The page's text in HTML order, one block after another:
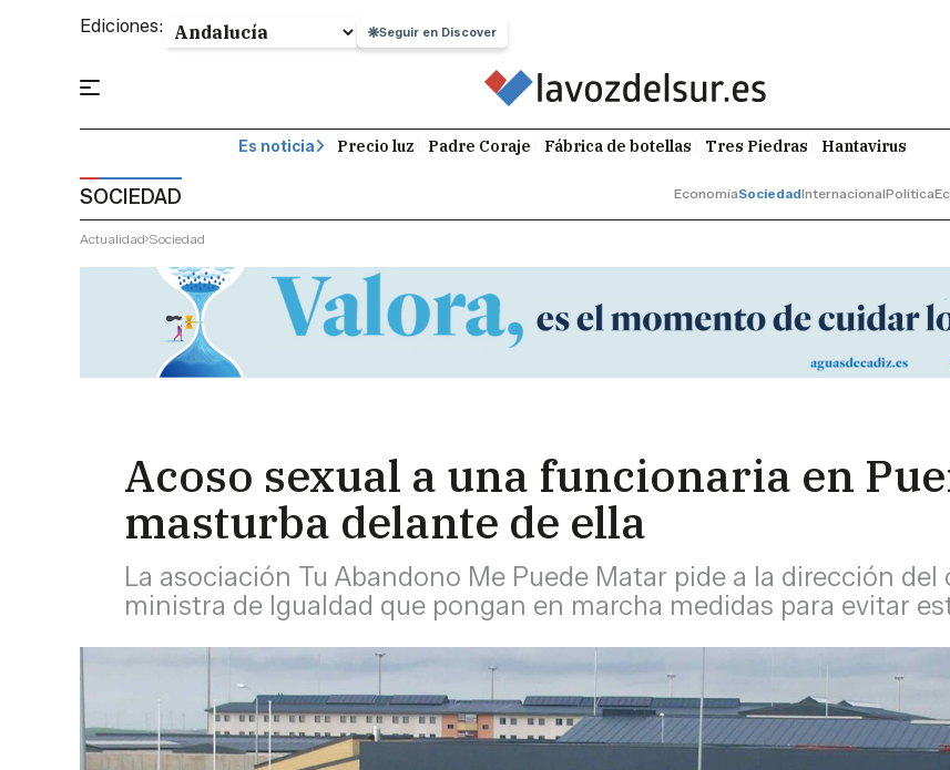
Ediciones: Seguir en Discover
Es noticia Precio luz Padre Coraje Fábrica de botellas Tres Piedras Hantavirus
SOCIEDAD EconomíaSociedadInternacionalPolítica
Actualidad Sociedad
Acoso sexual a una funcionaria en
masturba delante de ella
La asociación Tu Abandono Me Puede Matar pide a la dirección
ministra de Igualdad que pongan en marcha medidas para evitar